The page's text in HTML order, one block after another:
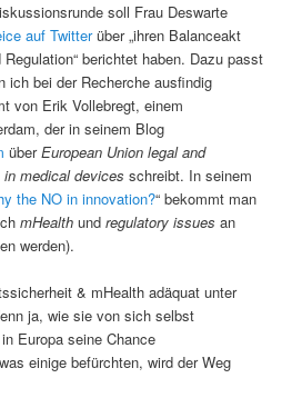
soll Frau Deswarte
auf Twitterüber „ihren Balanceakt
berichtet haben. Dazu passt
ich bei der Recherche ausfindig
von Erik Vollebregt, einem
der in seinem Blog
überEuropean Union legal and
in medical devicesschreibt. In seinem
the NO in innovation?“ bekommt man
mHealth undregulatory issues an
werden).
& mHealth adäquat unter
ja, wie sie von sich selbst
Europa seine Chance
einige befürchten, wird der Weg